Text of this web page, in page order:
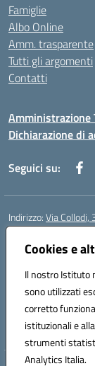
Cookies e
Il nostro Istituto
sono utilizzati
corretto
istituzionali e
strumenti
Analytics Italia.
Famiglie
Albo Online
Amm. trasparente
Tutti gli argomenti
Contatti
Amministrazione
Dichiarazione di
Seguici su:
Indirizzo:Via Collodi,
Centralino:
Posta elettronica
Codice fiscale:
Codice
Codice Indice delle
Codice unico di